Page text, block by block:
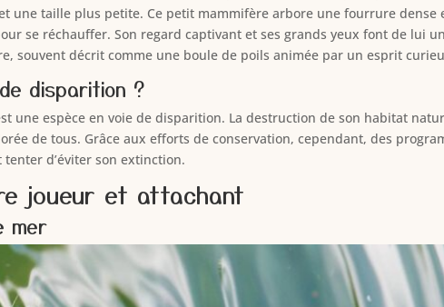
une taille plus petite. Ce petit mammifère arbore une fourrure dense
se réchauffer. Son regard captivant et ses grands yeux font de lui
souvent décrit comme une boule de poils animée par un esprit
disparition ?
une espèce en voie de disparition. La destruction de son habitat
de tous. Grâce aux efforts de conservation, cependant, des
d’éviter son extinction.
joueur et attachant
mer